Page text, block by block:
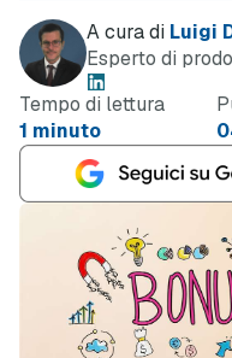
A cura di Luigi
Esperto di
Tempo di lettura
1 minuto